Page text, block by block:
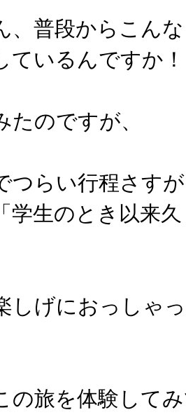
、普段からこん
ているんですか
たのですが、
つらい行程さす
学生のとき以来
しげにおっしゃ
の旅を体験して